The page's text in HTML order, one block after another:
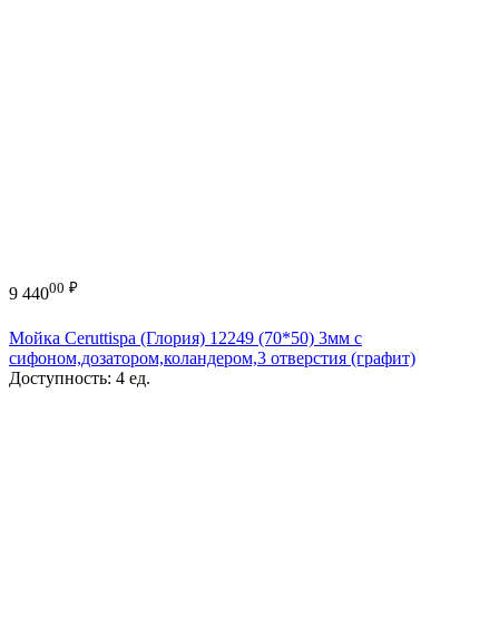
9 44000 ₽
Мойка Ceruttispa (Глория) 12249 (70*50) 3мм с
сифоном,дозатором,коландером,3 отверстия (графит)
Доступность: 4 ед.